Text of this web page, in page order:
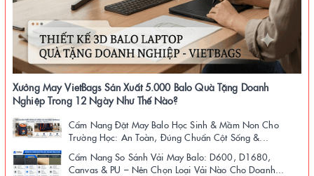
Xưởng May VietBags Sản Xuất 5.000 Balo Quà Tặng Doanh
Nghiệp Trong 12 Ngày Như Thế Nào?
Cẩm Nang Đặt May Balo Học Sinh & Mầm Non Cho
Trường Học: An Toàn, Đúng Chuẩn Cột Sống &...
Cẩm Nang So Sánh Vải May Balo: D600, D1680,
Canvas & PU – Nên Chọn Loại Vải Nào Cho Doanh...